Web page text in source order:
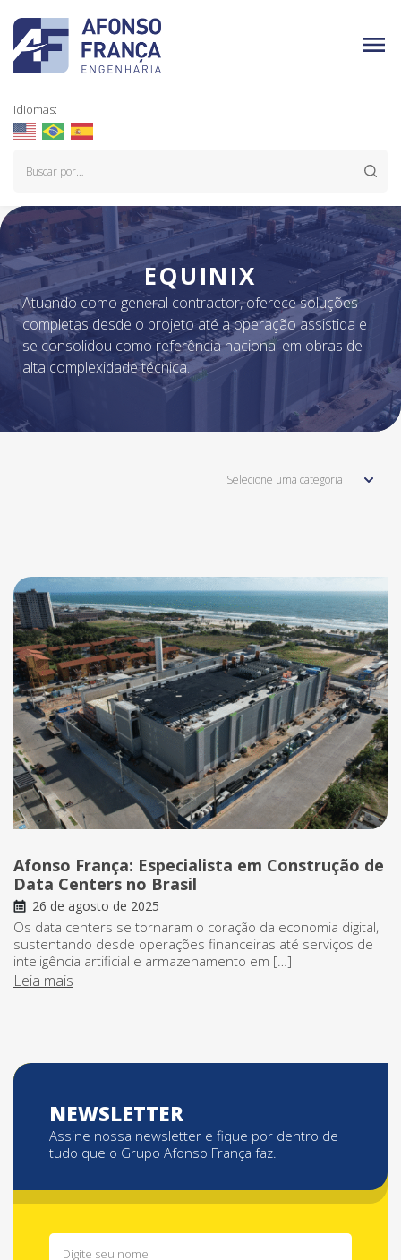
Idiomas:
EQUINIX
Atuando como general contractor, oferece soluções
completas desde o projeto até a operação assistida e
se consolidou como referência nacional em obras de
alta complexidade técnica.
Selecione uma categoria
Afonso França: Especialista em Construção de
Data Centers no Brasil
26 de agosto de 2025
Os data centers se tornaram o coração da economia digital,
sustentando desde operações financeiras até serviços de
inteligência artificial e armazenamento em […]
Leia mais
NEWSLETTER
Assine nossa newsletter e fique por dentro de
tudo que o Grupo Afonso França faz.